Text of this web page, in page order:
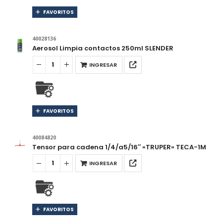
FAVORITOS
40028136
Aerosol Limpia contactos 250ml SLENDER
INGRESAR
FAVORITOS
40084820
Tensor para cadena 1/4/a5/16″ «TRUPER» TECA-1M
INGRESAR
FAVORITOS